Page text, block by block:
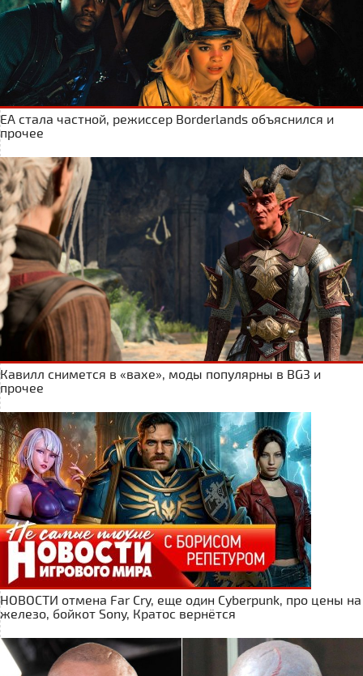
ЕА стала частной, режиссер Borderlands объяснился и
прочее
Кавилл снимется в «вахе», моды популярны в BG3 и
прочее
НОВОСТИ отмена Far Cry, еще один Cyberpunk, про цены на
железо, бойкот Sony, Кратос вернётся